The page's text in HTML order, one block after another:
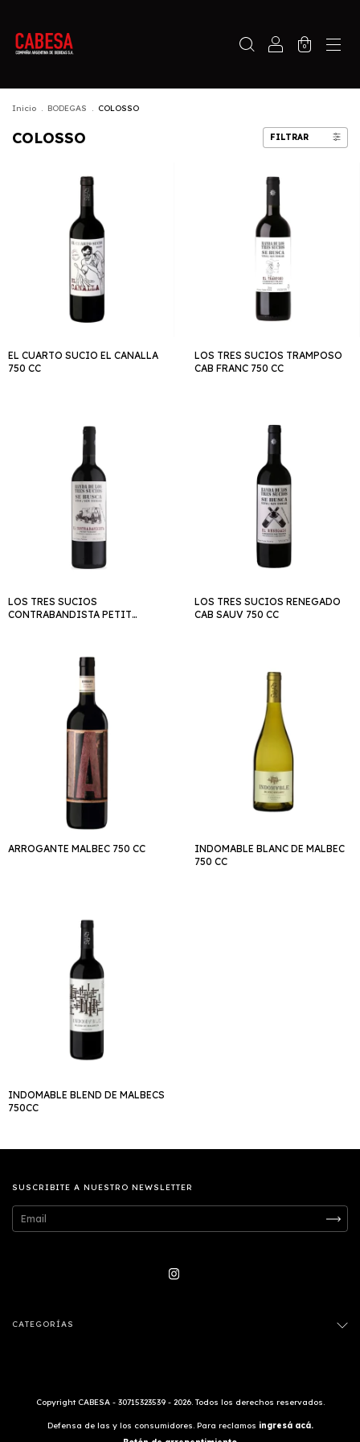
0
Inicio . BODEGAS . COLOSSO
COLOSSO FILTRAR
EL CUARTO SUCIO EL CANALLA
750 CC
LOS TRES SUCIOS TRAMPOSO
CAB FRANC 750 CC
LOS TRES SUCIOS
CONTRABANDISTA PETIT
LOS TRES SUCIOS RENEGADO
CAB SAUV 750 CC
ARROGANTE MALBEC 750 CC
INDOMABLE BLANC DE MALBEC
750 CC
INDOMABLE BLEND DE MALBECS
750CC
SUSCRIBITE A NUESTRO NEWSLETTER
CATEGORÍAS
Copyright CABESA - 30715323539 - 2026. Todos los derechos reservados.
Defensa de las y los consumidores. Para reclamos ingresá acá.